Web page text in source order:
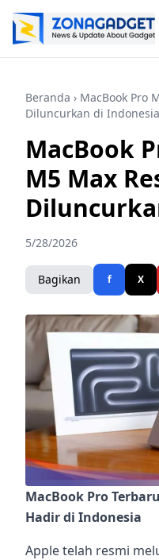
Beranda › MacBook Pro
Diluncurkan di Indonesia
MacBook
M5 Max
5/28/2026
Bagikan f X
MacBook Pro
Hadir di Indonesia
Apple telah resmi